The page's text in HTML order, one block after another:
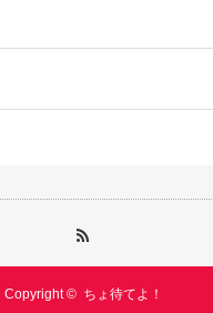
Copyright © ちょ待てよ！